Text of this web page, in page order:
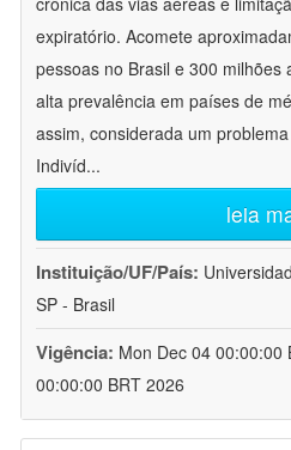
expiratório. Acomete
pessoas no Brasil e 300 milhões
alta prevalência em países de
assim, considerada um
Indivíd...
leia
Instituição/UF/País:
SP - Brasil
Vigência: Mon Dec 04 00:00:00
00:00:00 BRT 2026